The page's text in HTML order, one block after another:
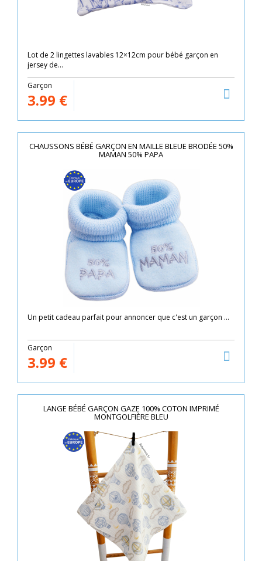
Lot de 2 lingettes lavables 12×12cm pour bébé garçon en
jersey de...
Garçon
3.99 €
CHAUSSONS BÉBÉ GARÇON EN MAILLE BLEUE BRODÉE 50%
MAMAN 50% PAPA
Un petit cadeau parfait pour annoncer que c'est un garçon ...
Garçon
3.99 €
LANGE BÉBÉ GARÇON GAZE 100% COTON IMPRIMÉ
MONTGOLFIÈRE BLEU